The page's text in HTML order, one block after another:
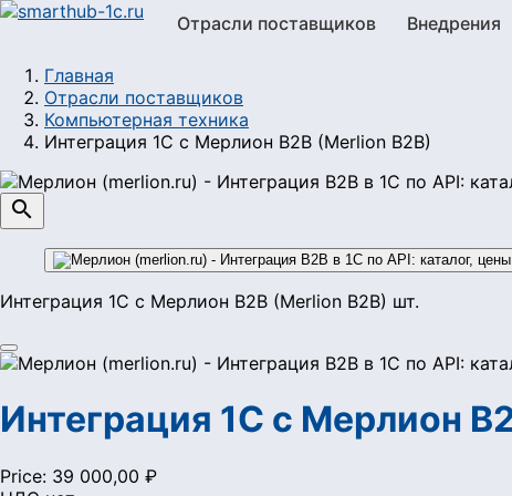
Отрасли поставщиков Внедрения
Главная
Отрасли поставщиков
Компьютерная техника
Интеграция 1С с Мерлион B2B (Merlion B2B)

Интеграция 1С с Мерлион B2B (Merlion B2B) шт.
Интеграция 1С с Мерлион
Price: 39 000,00 ₽